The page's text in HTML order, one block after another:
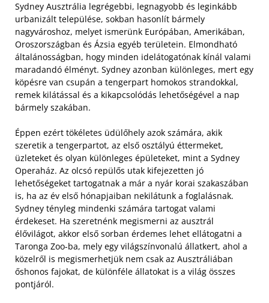
Sydney Ausztrália legrégebbi, legnagyobb és leginkább
urbanizált települése, sokban hasonlít bármely
nagyvároshoz, melyet ismerünk Európában, Amerikában,
Oroszországban és Ázsia egyéb területein. Elmondható
általánosságban, hogy minden idelátogatónak kínál valami
maradandó élményt. Sydney azonban különleges, mert egy
köpésre van csupán a tengerpart homokos strandokkal,
remek kilátással és a kikapcsolódás lehetőségével a nap
bármely szakában.
Éppen ezért tökéletes üdülőhely azok számára, akik
szeretik a tengerpartot, az első osztályú éttermeket,
üzleteket és olyan különleges épületeket, mint a Sydney
Operaház. Az olcsó repülős utak kifejezetten jó
lehetőségeket tartogatnak a már a nyár korai szakaszában
is, ha az év első hónapjaiban nekilátunk a foglalásnak.
Sydney tényleg mindenki számára tartogat valami
érdekeset. Ha szeretnénk megismerni az ausztrál
élővilágot, akkor első sorban érdemes lehet ellátogatni a
Taronga Zoo-ba, mely egy világszínvonalú állatkert, ahol a
közelről is megismerhetjük nem csak az Ausztráliában
őshonos fajokat, de különféle állatokat is a világ összes
pontjáról.